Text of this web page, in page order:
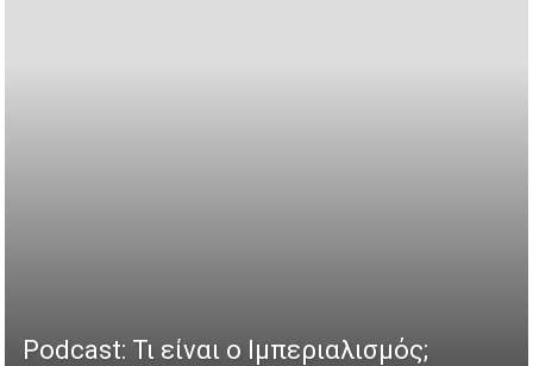
Podcast: Τι είναι ο Ιμπεριαλισμός;